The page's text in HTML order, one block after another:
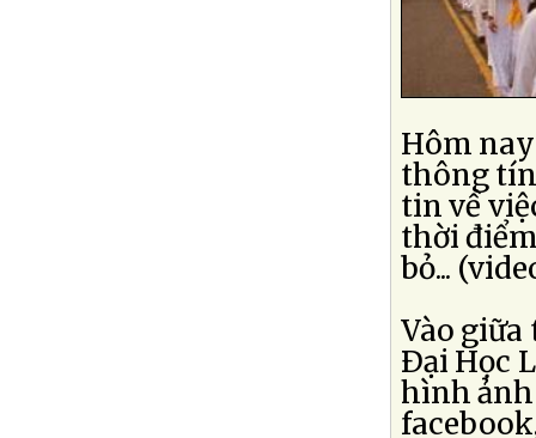
Hôm
thông tín
tin về
thời
bỏ...
Vào giữa
Ðại Học
hình ảnh